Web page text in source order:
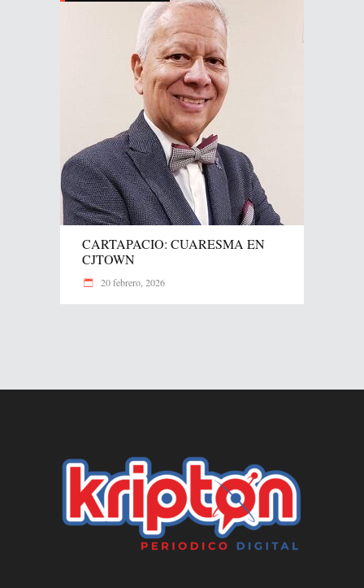
CARTAPACIO: CUARESMA EN
CJTOWN
20 febrero, 2026